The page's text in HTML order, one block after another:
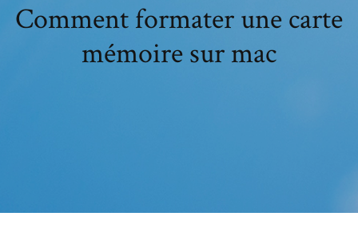
Comment formater une carte
mémoire sur mac